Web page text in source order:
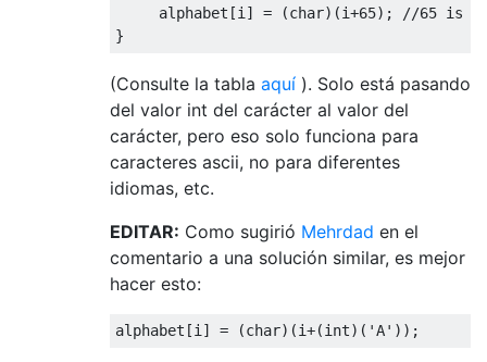
     alphabet
[i ] = (char)(i+65);
//65 is
}
(Consulte la tabla aquí ). Solo está pasando
del valor int del carácter al valor del
carácter, pero eso solo funciona para
caracteres ascii, no para diferentes
idiomas, etc.
EDITAR: Como sugirió Mehrdad en el
comentario a una solución similar, es mejor
hacer esto:
alphabet [i ] = (char)(i+(int)( 'A' ));